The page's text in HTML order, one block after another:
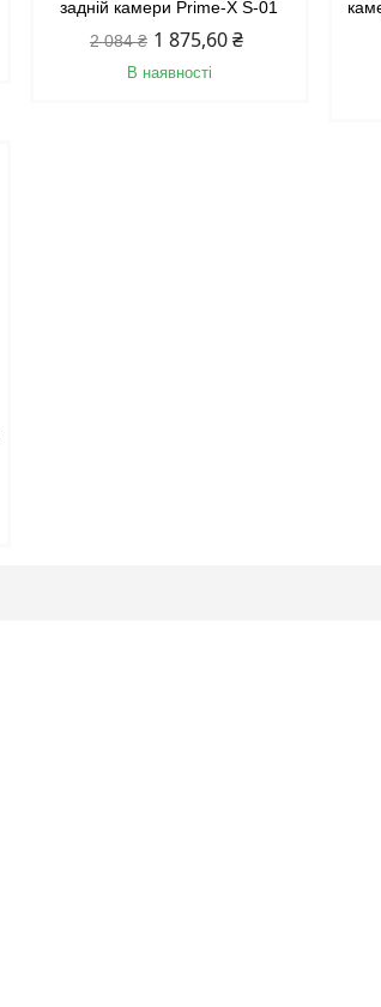
задній камери Prime-X S-01
2 084 ₴ 1 875,60 ₴
В наявності